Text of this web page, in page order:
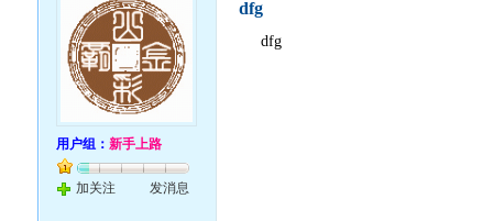
用户组：新手上路
加关注 发消息
dfg
dfg